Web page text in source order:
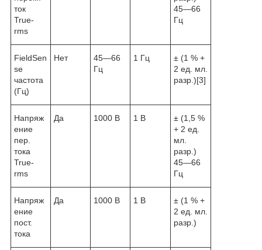
ток
True-
rms
45—66
Гц
FieldSen
se
частота
(Гц)
Нет
45—66
Гц
1 Гц
± (1 % +
2 ед. мл.
разр.)[3]
Напряж
ение
пер.
тока
True-
rms
Да 1000 В 1 В
± (1,5 %
+ 2 ед.
мл.
разр.)
45—66
Гц
Напряж
ение
пост.
тока
Да 1000 В 1 В
± (1 % +
2 ед. мл.
разр.)